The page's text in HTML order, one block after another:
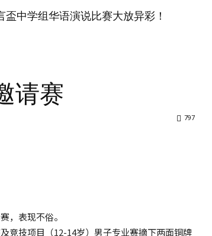
中学组华语演说比赛大放异彩！
请赛
797
，表现不俗。
竞技项目（12-14岁）男子专业赛摘下两面铜牌